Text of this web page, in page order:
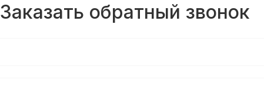
Заказать обратный звонок